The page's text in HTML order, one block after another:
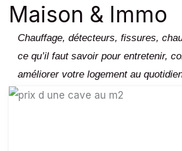
Maison & Immo
Chauffage, détecteurs, fissures,
ce qu’il faut savoir pour entretenir,
améliorer votre logement au